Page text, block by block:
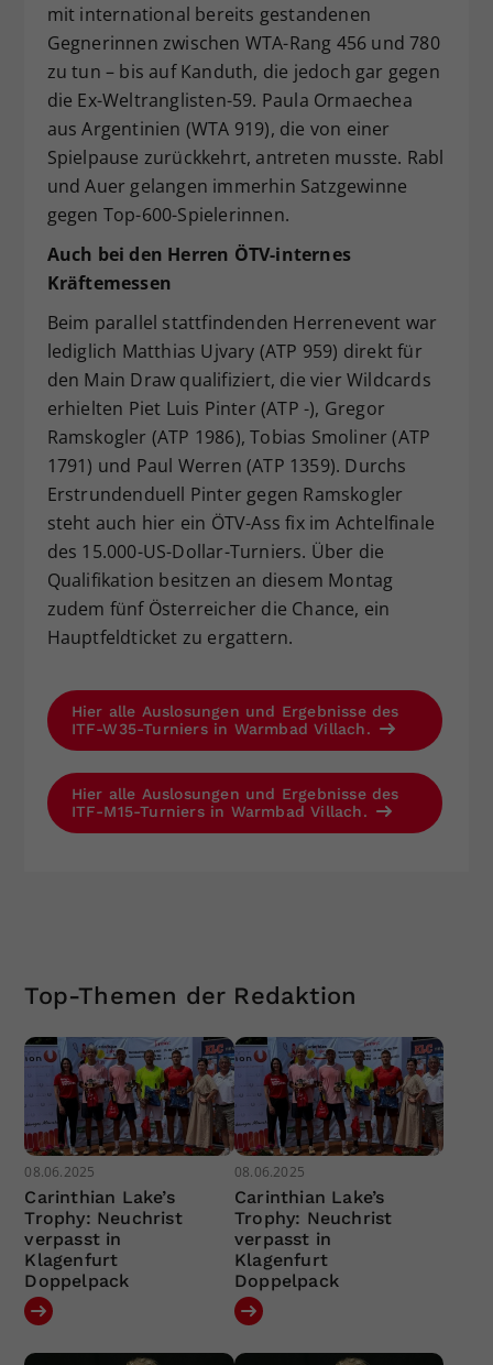
mit international bereits gestandenen
Gegnerinnen zwischen WTA-Rang 456 und 780
zu tun – bis auf Kanduth, die jedoch gar gegen
die Ex-Weltranglisten-59. Paula Ormaechea
aus Argentinien (WTA 919), die von einer
Spielpause zurückkehrt, antreten musste. Rabl
und Auer gelangen immerhin Satzgewinne
gegen Top-600-Spielerinnen.
Auch bei den Herren ÖTV-internes
Kräftemessen
Beim parallel stattfindenden Herrenevent war
lediglich Matthias Ujvary (ATP 959) direkt für
den Main Draw qualifiziert, die vier Wildcards
erhielten Piet Luis Pinter (ATP -), Gregor
Ramskogler (ATP 1986), Tobias Smoliner (ATP
1791) und Paul Werren (ATP 1359). Durchs
Erstrundenduell Pinter gegen Ramskogler
steht auch hier ein ÖTV-Ass fix im Achtelfinale
des 15.000-US-Dollar-Turniers. Über die
Qualifikation besitzen an diesem Montag
zudem fünf Österreicher die Chance, ein
Hauptfeldticket zu ergattern.
Hier alle Auslosungen und Ergebnisse des
ITF-W35-Turniers in Warmbad Villach.
Hier alle Auslosungen und Ergebnisse des
ITF-M15-Turniers in Warmbad Villach.
Top-Themen der Redaktion
08.06.2025
Carinthian Lake’s
Trophy: Neuchrist
verpasst in
Klagenfurt
Doppelpack
08.06.2025
Carinthian Lake’s
Trophy: Neuchrist
verpasst in
Klagenfurt
Doppelpack